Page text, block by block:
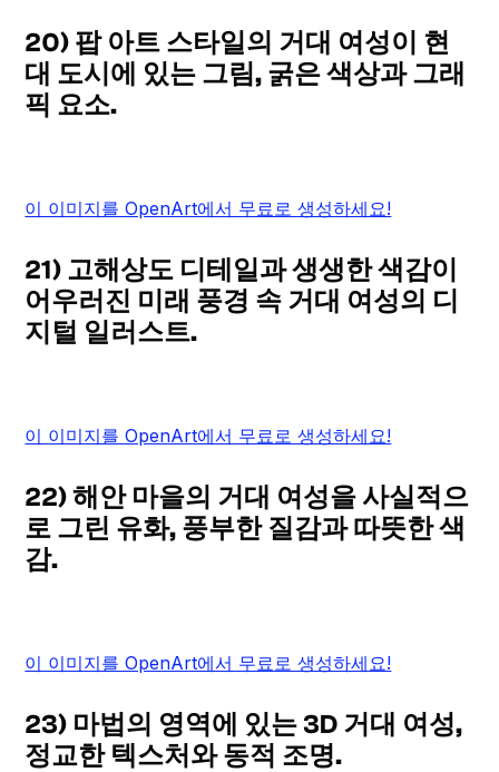
20) 팝 아트 스타일의 거대 여성이 현
대 도시에 있는 그림, 굵은 색상과 그래
픽 요소.
이 이미지를 OpenArt에서 무료로 생성하세요!
21) 고해상도 디테일과 생생한 색감이
어우러진 미래 풍경 속 거대 여성의 디
지털 일러스트.
이 이미지를 OpenArt에서 무료로 생성하세요!
22) 해안 마을의 거대 여성을 사실적으
로 그린 유화, 풍부한 질감과 따뜻한 색
감.
이 이미지를 OpenArt에서 무료로 생성하세요!
23) 마법의 영역에 있는 3D 거대 여성,
정교한 텍스처와 동적 조명.